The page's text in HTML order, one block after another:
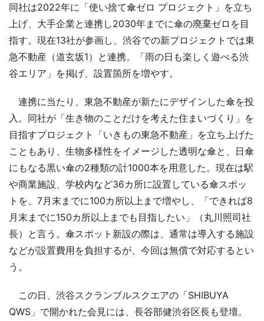
同社は2022年に「使い捨て傘ゼロ プロジェクト」を立ち
上げ、大手企業と連携し2030年までに傘の廃棄ゼロを目
指す。現在13社が参画し、渋谷での新プロジェクトでは東
急不動産（道玄坂1）と連携。「雨の日も楽しく遊べる渋
谷エリア」を掲げ、設置箇所を増やす。
連携に当たり、東急不動産が新たにデザインした傘を投
入。同社が「生き物のことだけを考えた住まいづくり」を
目指すプロジェクト「いきもの東急不動産」を立ち上げた
こともあり、生物多様性をイメージした透明な傘と、日傘
にもなる黒い傘の2種類の計1000本を用意した。現在は駅
や商業施設、学校内など36カ所に設置している傘スポッ
トを、7月末までに100カ所以上まで増やし、「できれば8
月末までに150カ所以上までも目指したい」（丸川照司社
長）と言う。傘スポット新設の際は、通常は導入する施設
などが設置費用を負担するが、今回は無償で対応するとい
う。
この日、渋谷スクランブルスクエアの「SHIBUYA
QWS」で開かれた会見には、長谷部健渋谷区長も登壇。